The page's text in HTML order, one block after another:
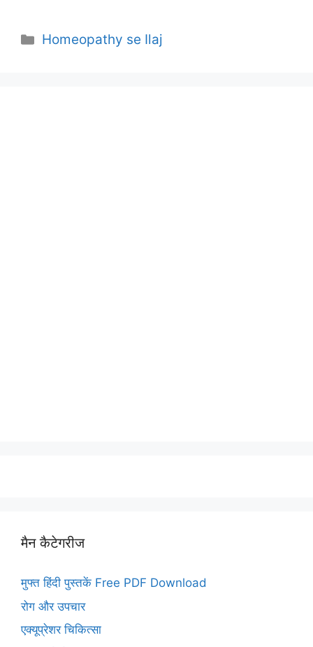
Categories
Homeopathy se Ilaj
मैन कैटेगरीज
मुफ्त हिंदी पुस्तकें Free PDF Download
रोग और उपचार
एक्यूप्रेशर चिकित्सा